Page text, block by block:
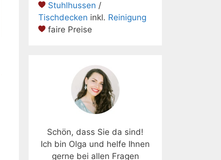
Stuhlhussen /
Tischdecken inkl. Reinigung
faire Preise
Schön, dass Sie da sind!
Ich bin Olga und helfe Ihnen
gerne bei allen Fragen